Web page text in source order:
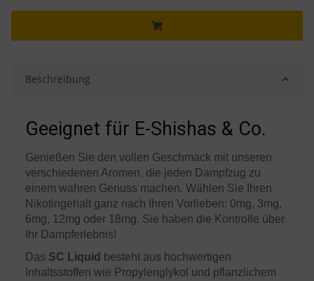
Beschreibung
Geeignet für E-Shishas & Co.
Genießen Sie den vollen Geschmack mit unseren
verschiedenen Aromen, die jeden Dampfzug zu
einem wahren Genuss machen. Wählen Sie Ihren
Nikotingehalt ganz nach Ihren Vorlieben: 0mg, 3mg,
6mg, 12mg oder 18mg. Sie haben die Kontrolle über
Ihr Dampferlebnis!
Das SC Liquid
besteht aus hochwertigen
Inhaltsstoffen wie Propylenglykol und pflanzlichem